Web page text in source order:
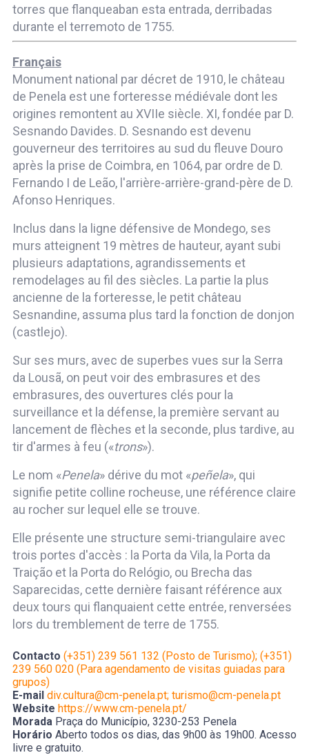
torres que flanqueaban esta entrada, derribadas
durante el terremoto de 1755.
Français
Monument national par décret de 1910, le château
de Penela est une forteresse médiévale dont les
origines remontent au XVIIe siècle. XI, fondée par D.
Sesnando Davides. D. Sesnando est devenu
gouverneur des territoires au sud du fleuve Douro
après la prise de Coimbra, en 1064, par ordre de D.
Fernando I de Leão, l'arrière-arrière-grand-père de D.
Afonso Henriques.
Inclus dans la ligne défensive de Mondego, ses
murs atteignent 19 mètres de hauteur, ayant subi
plusieurs adaptations, agrandissements et
remodelages au fil des siècles. La partie la plus
ancienne de la forteresse, le petit château
Sesnandine, assuma plus tard la fonction de donjon
(castlejo).
Sur ses murs, avec de superbes vues sur la Serra
da Lousã, on peut voir des embrasures et des
embrasures, des ouvertures clés pour la
surveillance et la défense, la première servant au
lancement de flèches et la seconde, plus tardive, au
tir d'armes à feu («trons»).
Le nom «Penela» dérive du mot «peñela», qui
signifie petite colline rocheuse, une référence claire
au rocher sur lequel elle se trouve.
Elle présente une structure semi-triangulaire avec
trois portes d'accès : la Porta da Vila, la Porta da
Traição et la Porta do Relógio, ou Brecha das
Saparecidas, cette dernière faisant référence aux
deux tours qui flanquaient cette entrée, renversées
lors du tremblement de terre de 1755.
Contacto (+351) 239 561 132 (Posto de Turismo); (+351)
239 560 020 (Para agendamento de visitas guiadas para
grupos)
E-mail div.cultura@cm-penela.pt; turismo@cm-penela.pt
Website https://www.cm-penela.pt/
MoradaPraça do Município, 3230-253 Penela
Horário Aberto todos os dias, das 9h00 às 19h00. Acesso
livre e gratuito.